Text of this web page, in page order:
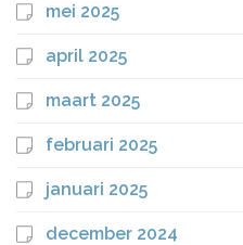
mei 2025
april 2025
maart 2025
februari 2025
januari 2025
december 2024